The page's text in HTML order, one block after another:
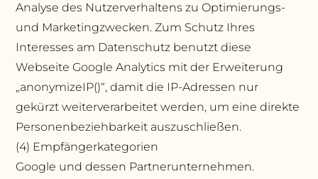
Analyse des Nutzerverhaltens zu Optimierungs-
und Marketingzwecken. Zum Schutz Ihres
Interesses am Datenschutz benutzt diese
Webseite Google Analytics mit der Erweiterung
„anonymizeIP()“, damit die IP-Adressen nur
gekürzt weiterverarbeitet werden, um eine direkte
Personenbeziehbarkeit auszuschließen.
(4) Empfängerkategorien
Google und dessen Partnerunternehmen.